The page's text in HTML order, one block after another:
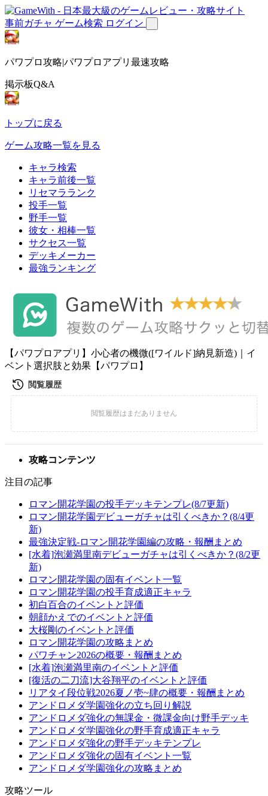
事前ガチャ ゲーム検索 ログイン
パワプロ攻略|パワプロアプリ最速攻略
掲示板Q&A
トップに戻る
ゲーム攻略一覧を見る
キャラ検索
キャラ前後一覧
リセマラランク
投手一覧
野手一覧
彼女・相棒一覧
サクセス一覧
デッキメーカー
最強ランキング
【パワプロアプリ】小心者の機微([ワイルド]納見新造)｜イ
ベント選択肢と効果【パワプロ】
攻略コンテンツ
注目の記事
ロマン開花学園の投手デッキテンプレ(8/7更新)
ロマン開花学園デビューガチャは引くべきか？(8/4更
新)
最強決定戦-ロマン開花学園編の攻略・報酬まとめ
[水着]泡瀬満里南デビューガチャは引くべきか？(8/2更
新)
ロマン開花学園の固有イベント一覧
ロマン開花学園の投手育成適正キャラ
初白百合のイベントと評価
朝顔かえでのイベントと評価
大桜剛のイベントと評価
ロマン開花学園の攻略まとめ
パワチャン2026の概要・報酬まとめ
[水着]泡瀬満里南のイベントと評価
[復活の二刀流]大谷翔平のイベントと評価
リアタイ段位戦2026夏ノ壱~肆の概要・報酬まとめ
アンドロメダ学園強化の立ち回り解説
アンドロメダ強化の無課金・微課金向け野手デッキ
アンドロメダ学園強化の野手育成適正キャラ
アンドロメダ強化の野手デッキテンプレ
アンドロメダ強化の固有イベント一覧
アンドロメダ学園強化の攻略まとめ
攻略ツール